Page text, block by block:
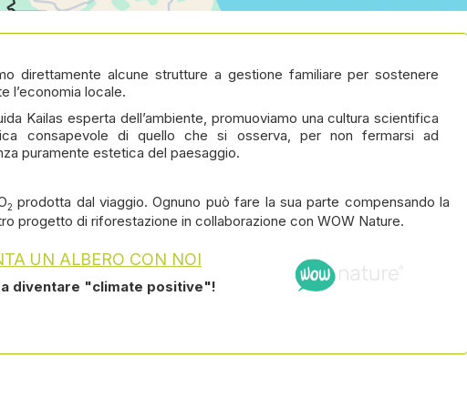
direttamente alcune strutture a gestione familiare per sostenere
l’economia locale.
Kailas esperta dell’ambiente, promuoviamo una cultura scientifica
consapevole di quello che si osserva, per non fermarsi ad
puramente estetica del paesaggio.
2 prodotta dal viaggio. Ognuno può fare la sua parte compensando la
progetto di riforestazione in collaborazione con WOW Nature.
UN ALBERO CON NOI
diventare "climate positive"!